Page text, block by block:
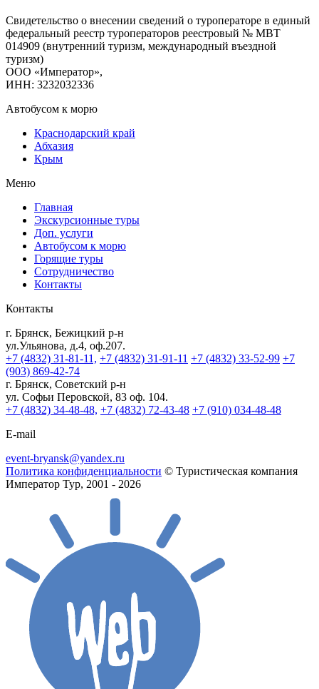
Свидетельство о внесении сведений о туроператоре в единый
федеральный реестр туроператоров реестровый № МВТ
014909 (внутренний туризм, международный въездной
туризм)
ООО «Император»,
ИНН: 3232032336
Автобусом к морю
Краснодарский край
Абхазия
Крым
Меню
Главная
Экскурсионные туры
Доп. услуги
Автобусом к морю
Горящие туры
Сотрудничество
Контакты
Контакты
г. Брянск, Бежицкий р-н
ул.Ульянова, д.4, оф.207.
+7 (4832) 31-81-11, +7 (4832) 31-91-11 +7 (4832) 33-52-99 +7
(903) 869-42-74
г. Брянск, Советский р-н
ул. Софьи Перовской, 83 оф. 104.
+7 (4832) 34-48-48, +7 (4832) 72-43-48 +7 (910) 034-48-48
E-mail
event-bryansk@yandex.ru
Политика конфиденциальности © Туристическая компания
Император Тур, 2001 - 2026